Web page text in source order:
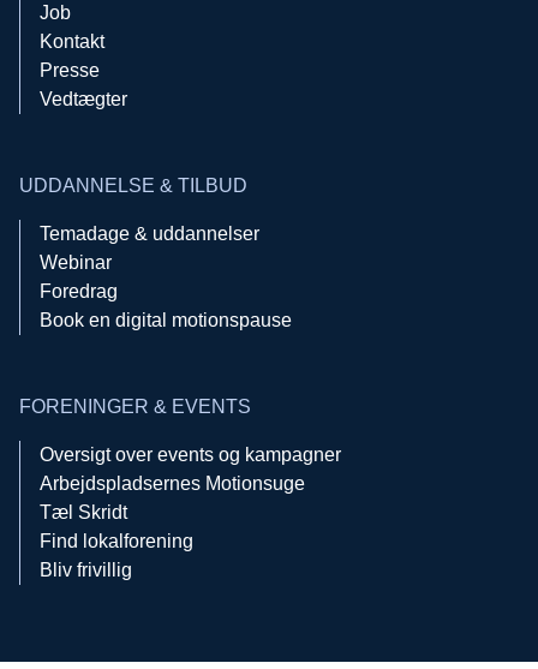
Job
Kontakt
Presse
Vedtægter
UDDANNELSE & TILBUD
Temadage & uddannelser
Webinar
Foredrag
Book en digital motionspause
FORENINGER & EVENTS
Oversigt over events og kampagner
Arbejdspladsernes Motionsuge
Tæl Skridt
Find lokalforening
Bliv frivillig